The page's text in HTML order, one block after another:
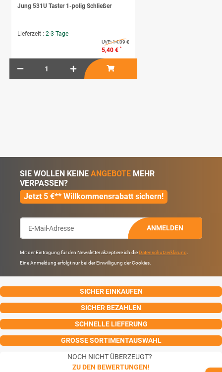
Jung 531U Taster 1-polig Schließer
Lieferzeit : 2-3 Tage
UVP:14,09 €
5,40 € *
SIE WOLLEN KEINE ANGEBOTE MEHR
VERPASSEN?
Jetzt 5 €** Willkommensrabatt sichern!
ANMELDEN
Mit der Eintragung für den Newsletter akzeptiere ich die Datenschutzerklärung
Eine Anmeldung erfolgt nur bei der Einwilligung der Cookies.
SICHER EINKAUFEN
SICHER BEZAHLEN
SCHNELLE LIEFERUNG
GROSSE SORTIMENTAUSWAHL
NOCH NICHT ÜBERZEUGT?
ZU DEN BEWERTUNGEN!